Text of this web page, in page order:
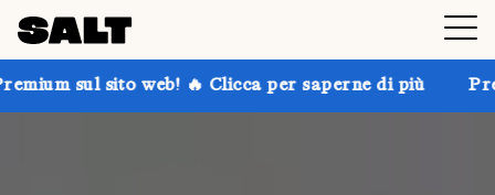
🔥 Clicca per saperne di più Prendi fino al 30%